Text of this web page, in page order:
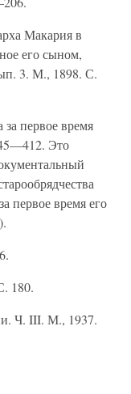
Макария в
его сыном,
3. М., 1898. С.
первое время
Это
первое время его
180.
Ч. III. М., 1937.